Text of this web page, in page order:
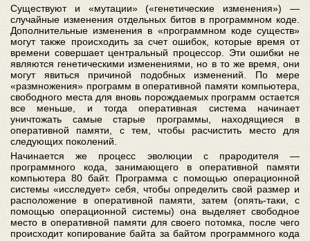
Существуют и «мутации» («генетические изменения») —
случайные изменения отдельных битов в программном коде.
Дополнительные изменения в «программном коде существ»
могут также происходить за счет ошибок, которые время от
времени совершает центральный процессор. Эти ошибки не
являются генетическими изменениями, но в то же время, они
могут явиться причиной подобных изменений. По мере
«размножения» программ в оперативной памяти компьютера,
свободного места для вновь порождаемых программ остается
все меньше, и тогда оперативная система начинает
уничтожать самые старые программы, находящиеся в
оперативной памяти, с тем, чтобы расчистить место для
следующих поколений.
Начинается же процесс эволюции с прародителя —
программного кода, занимающего в оперативной памяти
компьютера 80 байт. Программа с помощью операционной
системы «исследует» себя, чтобы определить свой размер и
расположение в оперативной памяти, затем (опять-таки, с
помощью операционной системы) она выделяет свободное
место в оперативной памяти для своего потомка, после чего
происходит копирование байта за байтом программного кода